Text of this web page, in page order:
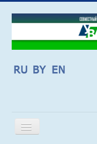
Включить/
выключить